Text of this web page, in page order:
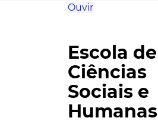
Ouvir
Escola de
Ciências
Sociais e
Humanas